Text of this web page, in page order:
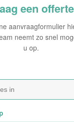
een offerte
aanvraagformulier
neemt zo snel
u op.